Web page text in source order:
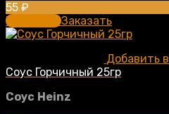
55 ₽
В корзинуЗаказать
Добавить
Соус Горчичный 25гр
Соус Heinz